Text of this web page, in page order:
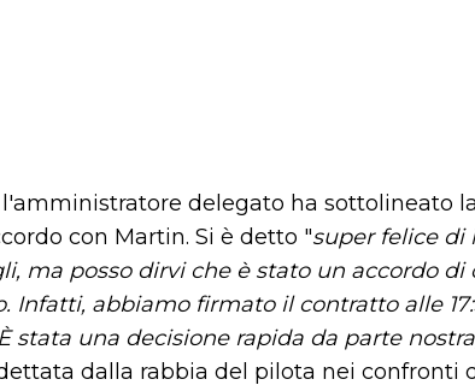
delegato ha sottolineato
con Martin. Si è detto "super felice di
ma posso dirvi che è stato un accordo di
Infatti, abbiamo firmato il contratto alle
stata una decisione rapida da parte
dalla rabbia del pilota nei confronti